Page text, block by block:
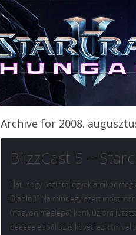
Archive for 2008.
BlizzCast 5 –
Hát, hogy őszinte legyek amikor
Diablo3? Na mindegy azért most
(nagyon meglepő) konklúzióra
deeeee ebből az is következik